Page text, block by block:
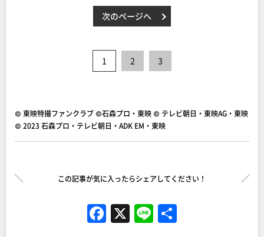
次のページへ
1 2 3
© 東映特撮ファンクラブ ©石森プロ・東映 © テレビ朝日・東映AG・東映
© 2023 石森プロ・テレビ朝日・ADK EM・東映
この記事が気に入ったらシェアしてください！
F X Li